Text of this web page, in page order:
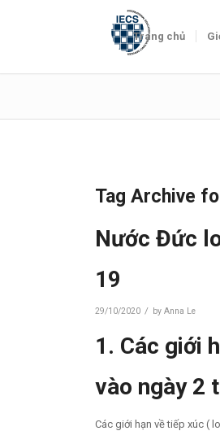
Trang chủ
Tag Archive
Nước Đức
19
29/10/2020 / byAnna Le
1. Các giới
vào ngày 2
Các giới hạn về tiếp xúc (